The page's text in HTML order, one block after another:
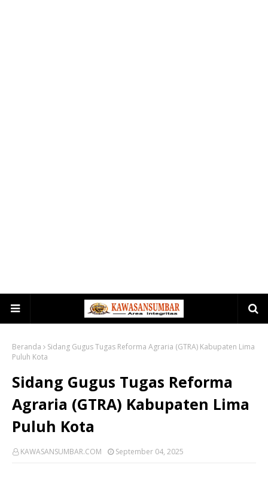
Beranda
Sidang Gugus Tugas Reforma Agraria (GTRA) Kabupaten Lima
Puluh Kota
Sidang Gugus Tugas Reforma
Agraria (GTRA) Kabupaten Lima
Puluh Kota
KAWASANSUMBAR.COM September 04, 2025